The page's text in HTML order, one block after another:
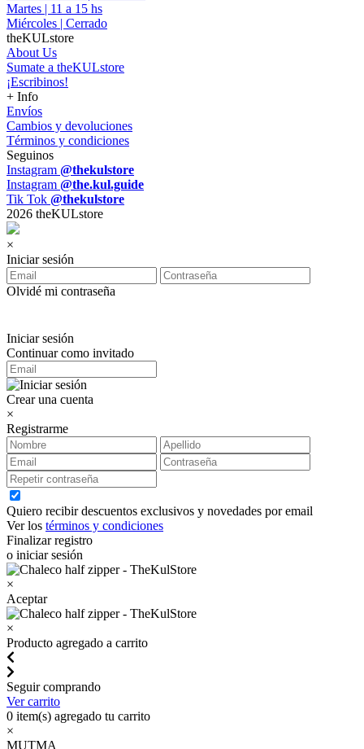
Martes | 11 a 15 hs
Miércoles | Cerrado
theKULstore
About Us
Sumate a theKULstore
¡Escribinos!
+ Info
Envíos
Cambios y devoluciones
Términos y condiciones
Seguinos
Instagram @thekulstore
Instagram @the.kul.guide
Tik Tok @thekulstore
2026 theKULstore
×
Iniciar sesión
Olvidé mi contraseña
Iniciar sesión
Continuar como invitado
Crear una cuenta
×
Registrarme
Quiero recibir descuentos exclusivos y novedades por email
Ver los términos y condiciones
Finalizar registro
o iniciar sesión
×
Aceptar
×
Producto agregado a carrito
Seguir comprando
Ver carrito
0 item(s) agregado tu carrito
×
MUTMA